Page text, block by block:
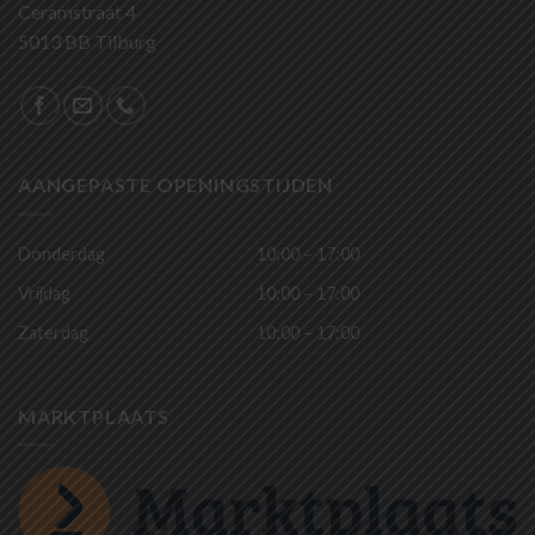
Ceramstraat 4
5013 BB Tilburg
AANGEPASTE OPENINGSTIJDEN
Donderdag
10:00 – 17:00
Vrijdag
10:00 – 17:00
Zaterdag
10:00 – 17:00
MARKTPLAATS